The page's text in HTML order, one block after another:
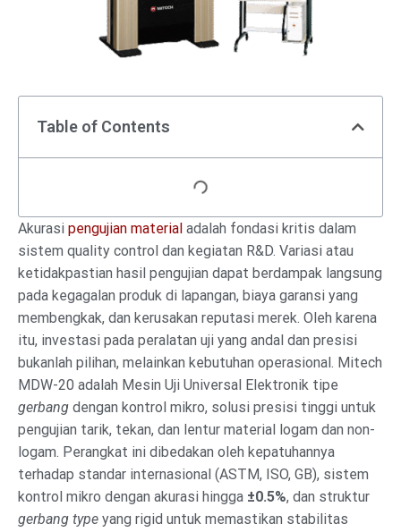
Table of Contents
Akurasi pengujian material adalah fondasi kritis dalam
sistem quality control dan kegiatan R&D. Variasi atau
ketidakpastian hasil pengujian dapat berdampak langsung
pada kegagalan produk di lapangan, biaya garansi yang
membengkak, dan kerusakan reputasi merek. Oleh karena
itu, investasi pada peralatan uji yang andal dan presisi
bukanlah pilihan, melainkan kebutuhan operasional. Mitech
MDW-20 adalah Mesin Uji Universal Elektronik tipe
gerbang dengan kontrol mikro, solusi presisi tinggi untuk
pengujian tarik, tekan, dan lentur material logam dan non-
logam. Perangkat ini dibedakan oleh kepatuhannya
terhadap standar internasional (ASTM, ISO, GB), sistem
kontrol mikro dengan akurasi hingga ±0.5%, dan struktur
gerbang type yang rigid untuk memastikan stabilitas